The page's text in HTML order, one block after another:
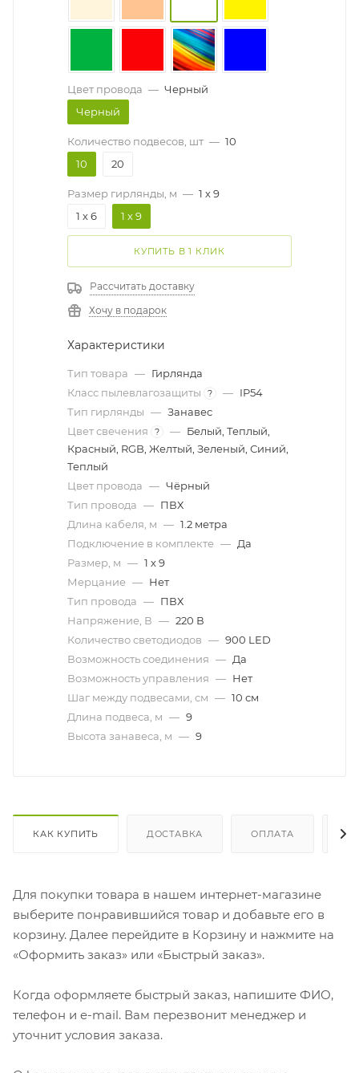
Цвет провода — Черный
Черный
Количество подвесов, шт — 10
10
20
Размер гирлянды, м — 1 х 9
1 х 6
1 х 9
КУПИТЬ В 1 КЛИК
Рассчитать доставку
Хочу в подарок
Характеристики
Тип товара — Гирлянда
Класс пылевлагозащиты
? — IP54
Тип гирлянды — Занавес
Цвет свечения
? — Белый, Теплый,
Красный, RGB, Желтый, Зеленый, Синий,
Теплый
Цвет провода — Чёрный
Тип провода — ПВХ
Длина кабеля, м — 1.2 метра
Подключение в комплекте — Да
Размер, м — 1 х 9
Мерцание — Нет
Тип провода — ПВХ
Напряжение, В — 220 В
Количество светодиодов — 900 LED
Возможность соединения — Да
Возможность управления — Нет
Шаг между подвесами, см — 10 см
Длина подвеса, м — 9
Высота занавеса, м — 9
КАК КУПИТЬ ДОСТАВКА ОПЛАТА
Для покупки товара в нашем интернет-магазине
выберите понравившийся товар и добавьте его в
корзину. Далее перейдите в Корзину и нажмите на
«Оформить заказ» или «Быстрый заказ».
Когда оформляете быстрый заказ, напишите ФИО,
телефон и e-mail. Вам перезвонит менеджер и
уточнит условия заказа.